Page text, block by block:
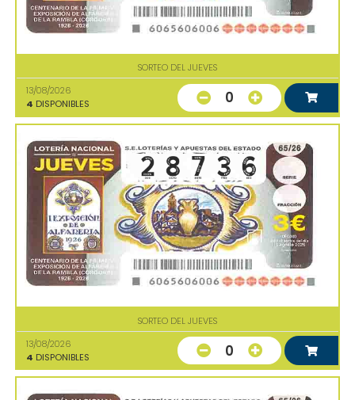
SORTEO DEL JUEVES
13/08/2026
4 DISPONIBLES 0
SORTEO DEL JUEVES
13/08/2026
4 DISPONIBLES 0